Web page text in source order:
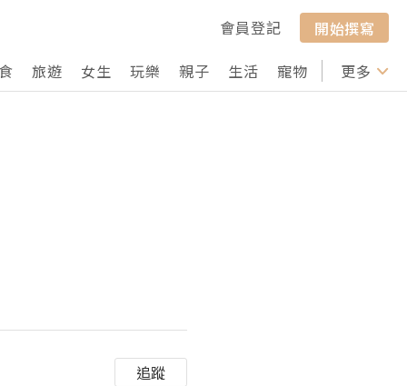
會員登記
開始撰寫
旅遊 女生 玩樂 親子 生活 寵物 行山 打卡
更多
追蹤